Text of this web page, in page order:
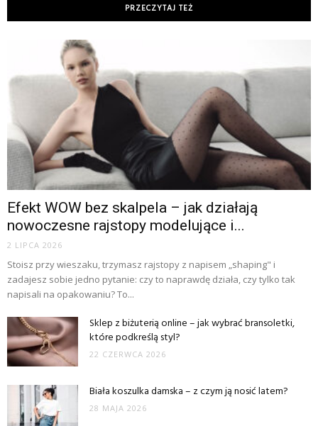
PRZECZYTAJ TEŻ
Efekt WOW bez skalpela – jak działają
nowoczesne rajstopy modelujące i...
2 LIPCA 2026
Stoisz przy wieszaku, trzymasz rajstopy z napisem „shaping" i
zadajesz sobie jedno pytanie: czy to naprawdę działa, czy tylko tak
napisali na opakowaniu? To...
Sklep z biżuterią online – jak wybrać bransoletki,
które podkreślą styl?
22 CZERWCA 2026
Biała koszulka damska – z czym ją nosić latem?
28 MAJA 2026